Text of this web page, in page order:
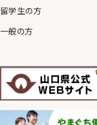
留学生の方
一般の方